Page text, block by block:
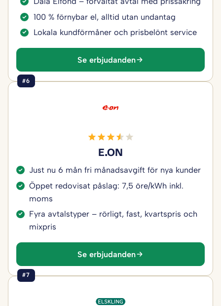
100 % förnybar el, alltid utan undantag
Lokala kundförmåner och prisbelönt service
Se erbjudanden
#6
E.ON
Just nu 6 mån fri månadsavgift för nya kunder
Öppet redovisat påslag: 7,5 öre/kWh inkl.
moms
Fyra avtalstyper – rörligt, fast, kvartspris och
mixpris
Se erbjudanden
#7